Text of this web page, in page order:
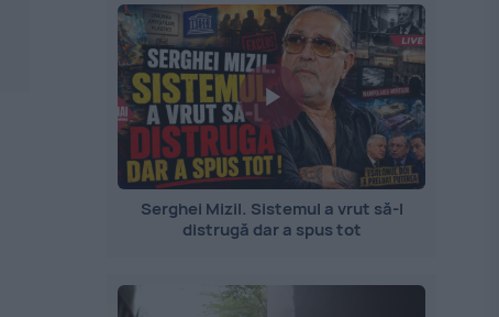
Serghei Mizil. Sistemul a vrut să-l
distrugă dar a spus tot